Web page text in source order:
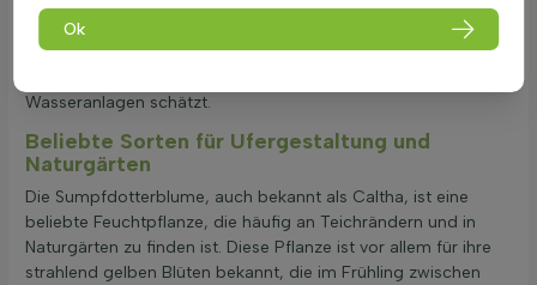
die sich in sumpfigen Bedingungen wohlfühlt und als
Frühblüher eine der ersten Farbtupfer des Jahres bietet. Ein
Wasseranlagen schätzt.
Beliebte Sorten für Ufergestaltung und
Naturgärten
Die Sumpfdotterblume, auch bekannt als Caltha, ist eine
beliebte Feuchtpflanze, die häufig an Teichrändern und in
Naturgärten zu finden ist. Diese Pflanze ist vor allem für ihre
strahlend gelben Blüten bekannt, die im Frühling zwischen
Ok